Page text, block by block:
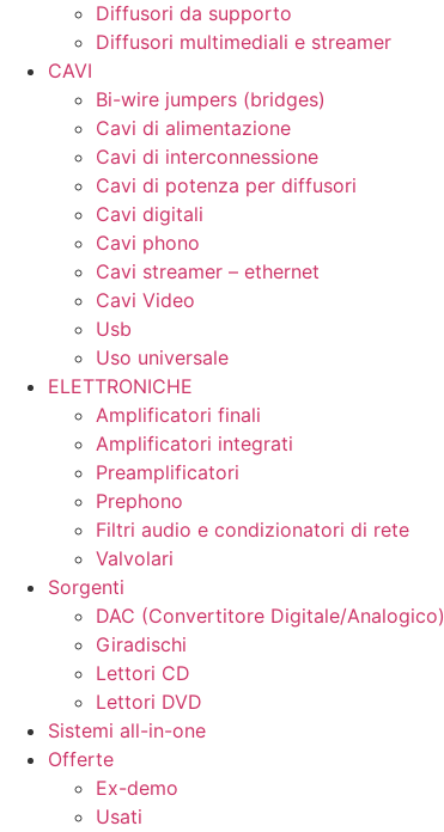
Diffusori da supporto
Diffusori multimediali e streamer
CAVI
Bi-wire jumpers (bridges)
Cavi di alimentazione
Cavi di interconnessione
Cavi di potenza per diffusori
Cavi digitali
Cavi phono
Cavi streamer – ethernet
Cavi Video
Usb
Uso universale
ELETTRONICHE
Amplificatori finali
Amplificatori integrati
Preamplificatori
Prephono
Filtri audio e condizionatori di rete
Valvolari
Sorgenti
DAC (Convertitore Digitale/Analogico)
Giradischi
Lettori CD
Lettori DVD
Sistemi all-in-one
Offerte
Ex-demo
Usati